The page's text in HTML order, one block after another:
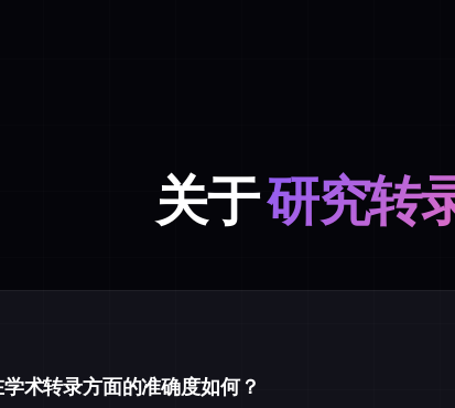
关于研究转
术转录方面的准确度如何？